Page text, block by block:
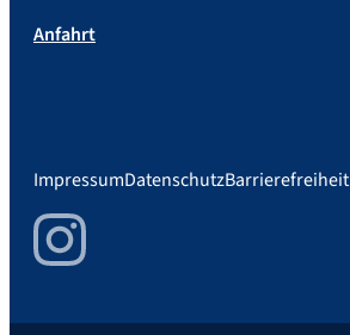
Anfahrt
ImpressumDatenschutzBarrierefreiheit
Instagram